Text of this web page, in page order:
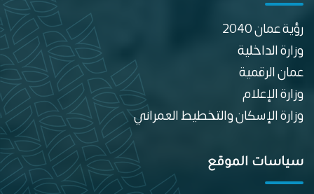
رؤية عمان 2040
وزارة الداخلية
عمان الرقمية
وزارة الإعلام
وزارة الإسكان والتخطيط العمراني
سياسات الموقع